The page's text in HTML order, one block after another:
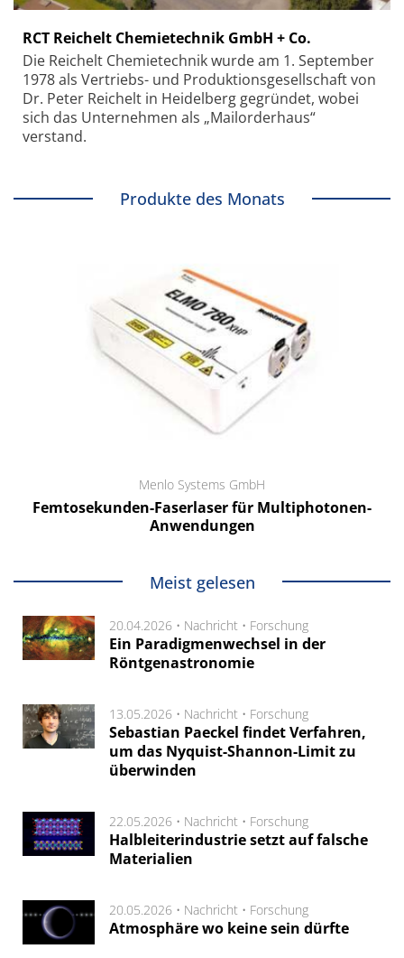
RCT Reichelt Chemietechnik GmbH + Co.
Die Reichelt Chemietechnik wurde am 1. September
1978 als Vertriebs- und Produktionsgesellschaft von
Dr. Peter Reichelt in Heidelberg gegründet, wobei
sich das Unternehmen als „Mailorderhaus“
verstand.
Produkte des Monats
Menlo Systems GmbH
Femtosekunden-Faserlaser für Multiphotonen-
Anwendungen
Meist gelesen
20.04.2026 • Nachricht • Forschung
Ein Paradigmenwechsel in der
Röntgenastronomie
13.05.2026 • Nachricht • Forschung
Sebastian Paeckel findet Verfahren,
um das Nyquist-Shannon-Limit zu
überwinden
22.05.2026 • Nachricht • Forschung
Halbleiterindustrie setzt auf falsche
Materialien
20.05.2026 • Nachricht • Forschung
Atmosphäre wo keine sein dürfte